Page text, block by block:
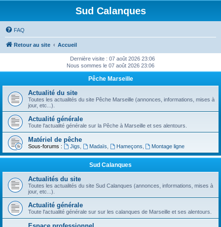
Sud Calanques
FAQ
Retour au site Accueil
Dernière visite : 07 août 2026 23:06
Nous sommes le 07 août 2026 23:06
Pêche Marseille
Actualité du site
Toutes les actualités du site Pêche Marseille (annonces, informations, mises à
jour, etc...).
Actualité générale
Toute l'actualité générale sur la Pêche à Marseille et ses alentours.
Matériel de pêche
Sous-forums : Jigs Madaïs Hameçons Montage ligne
Sud Calanques
Actualités du site
Toutes les actualités du site Sud Calanques (annonces, informations, mises à
jour, etc...).
Actualité générale
Toute l'actualité générale sur sur les calanques de Marseille et ses alentours.